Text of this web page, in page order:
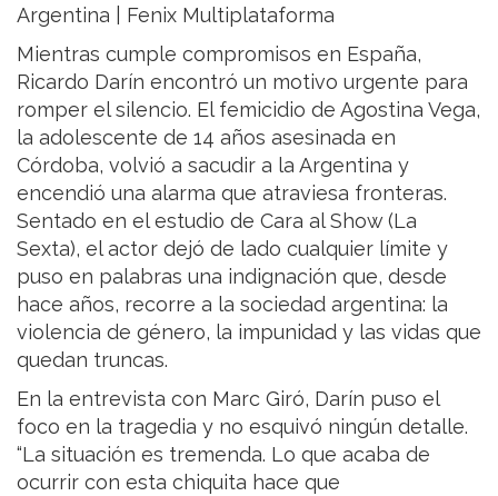
Argentina | Fenix Multiplataforma
Mientras cumple compromisos en España,
Ricardo Darín encontró un motivo urgente para
romper el silencio. El femicidio de Agostina Vega,
la adolescente de 14 años asesinada en
Córdoba, volvió a sacudir a la Argentina y
encendió una alarma que atraviesa fronteras.
Sentado en el estudio de Cara al Show (La
Sexta), el actor dejó de lado cualquier límite y
puso en palabras una indignación que, desde
hace años, recorre a la sociedad argentina: la
violencia de género, la impunidad y las vidas que
quedan truncas.
En la entrevista con Marc Giró, Darín puso el
foco en la tragedia y no esquivó ningún detalle.
“La situación es tremenda. Lo que acaba de
ocurrir con esta chiquita hace que